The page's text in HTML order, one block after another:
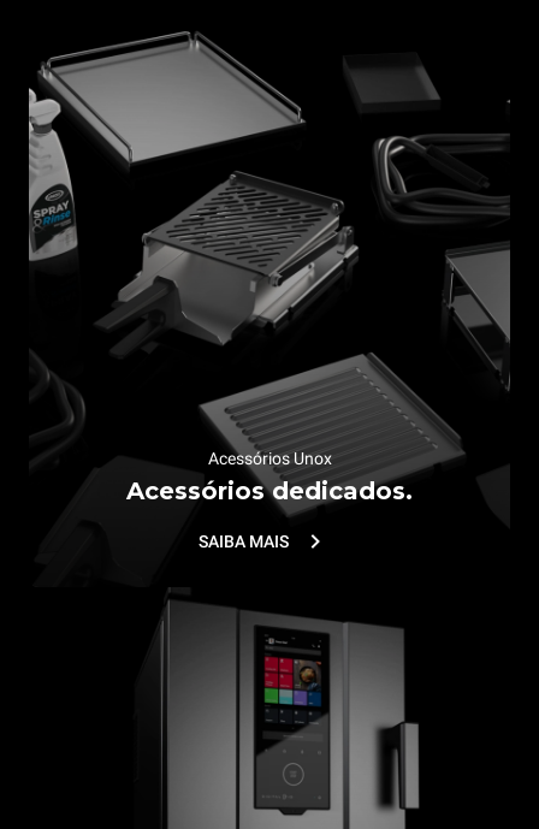
Acessórios Unox
Acessórios dedicados.
SAIBA MAIS